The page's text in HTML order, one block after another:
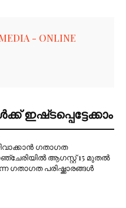
- ONLINE
ഇഷ്‌‌ടപ്പെട്ടേക്കാം
ഗതാഗത
ആഗസ്റ്റ് 15 മുതല്‍
ഗതാഗത പരിഷ്ക്കാരങ്ങൾ